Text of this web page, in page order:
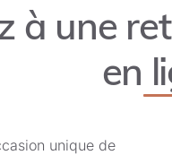
à une
en
unique de